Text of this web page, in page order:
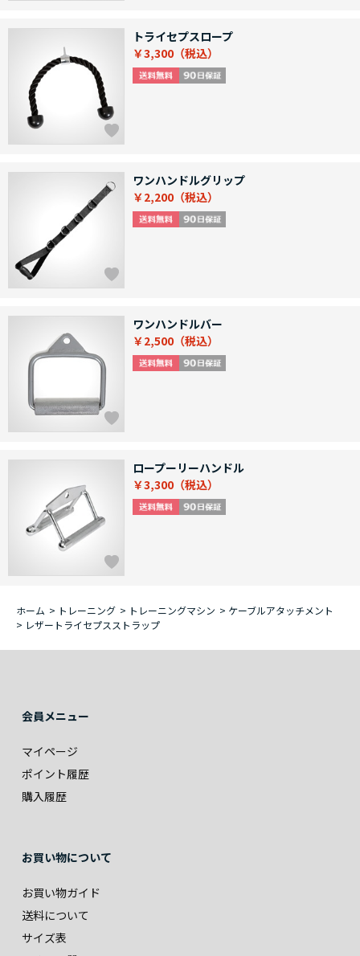
トライセプスロープ
￥3,300
ワンハンドルグリップ
￥2,200
ワンハンドルバー
￥2,500
ロープーリーハンドル
￥3,300
ホーム > トレーニング > トレーニングマシン > ケーブルアタッチメント
> レザートライセプスストラップ
会員メニュー
マイページ
ポイント履歴
購入履歴
お買い物について
お買い物ガイド
送料について
サイズ表